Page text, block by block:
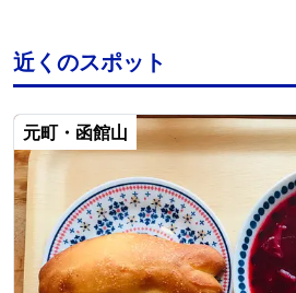
近くのスポット
元町・函館山